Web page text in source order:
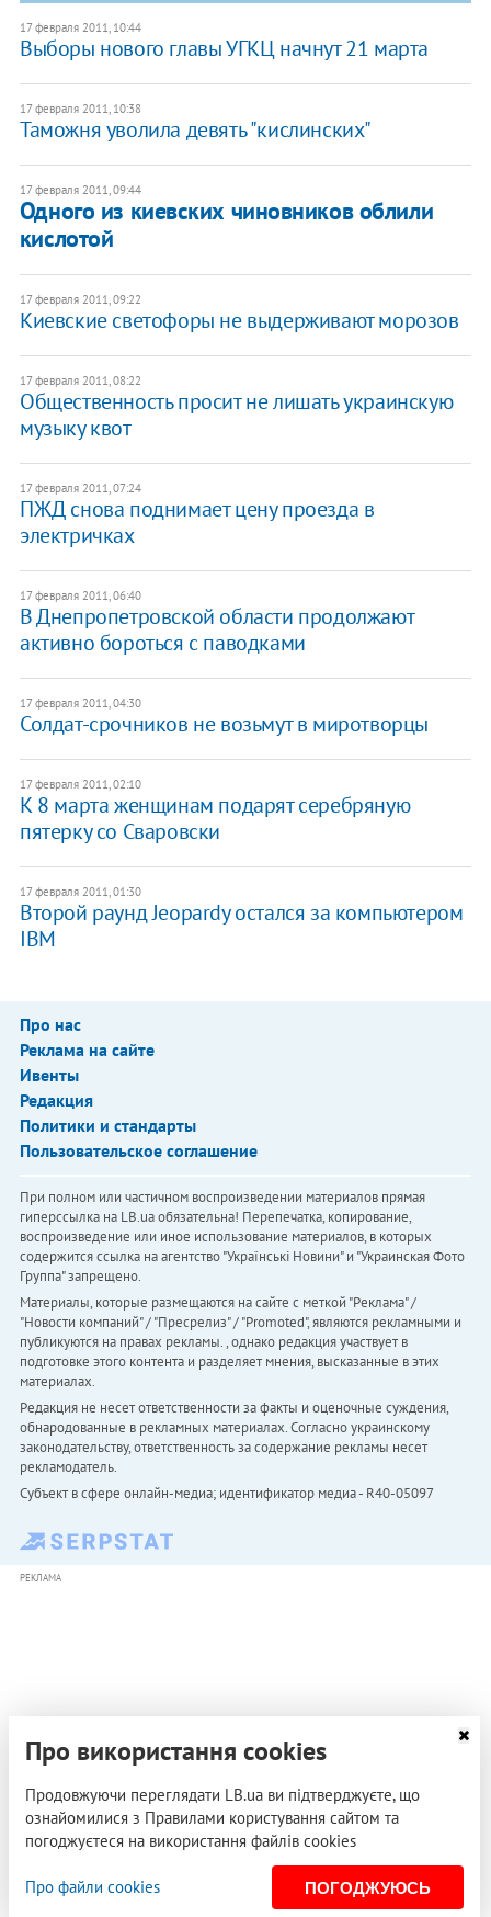
17 февраля 2011, 10:44
Выборы нового главы УГКЦ начнут 21 марта
17 февраля 2011, 10:38
Таможня уволила девять "кислинских"
17 февраля 2011, 09:44
Одного из киевских чиновников облили
кислотой​
17 февраля 2011, 09:22
Киевские светофоры не выдерживают морозов
17 февраля 2011, 08:22
Общественность просит не лишать украинскую
музыку квот
17 февраля 2011, 07:24
ПЖД снова поднимает цену проезда в
электричках
17 февраля 2011, 06:40
В Днепропетровской области продолжают
активно бороться с паводками
17 февраля 2011, 04:30
Солдат-срочников не возьмут в миротворцы
17 февраля 2011, 02:10
К 8 марта женщинам подарят серебряную
пятерку со Сваровски
17 февраля 2011, 01:30
Второй раунд Jeopardy остался за компьютером
IBM
Про нас
Реклама на сайте
Ивенты
Редакция
Политики и стандарты
Пользовательское соглашение
При полном или частичном воспроизведении материалов прямая
гиперссылка на LB.ua обязательна! Перепечатка, копирование,
воспроизведение или иное использование материалов, в которых
содержится ссылка на агентство "Українськi Новини" и "Украинская Фото
Группа" запрещено.
Материалы, которые размещаются на сайте с меткой "Реклама" /
"Новости компаний" / "Пресрелиз" / "Promoted", являются рекламными и
публикуются на правах рекламы. , однако редакция участвует в
подготовке этого контента и разделяет мнения, высказанные в этих
материалах.
Редакция не несет ответственности за факты и оценочные суждения,
обнародованные в рекламных материалах. Согласно украинскому
законодательству, ответственность за содержание рекламы несет
рекламодатель.
Субъект в сфере онлайн-медиа; идентификатор медиа - R40-05097
РЕКЛАМА
Про використання cookies
Продовжуючи переглядати LB.ua ви підтверджуєте, що
ознайомилися з Правилами користування сайтом та
погоджуєтеся на використання файлів cookies
Про файли cookies ПОГОДЖУЮСЬ